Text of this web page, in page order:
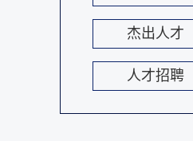
杰出人才
人才招聘